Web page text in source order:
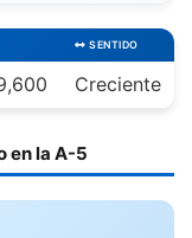
SENTIDO
Creciente
en la A-5